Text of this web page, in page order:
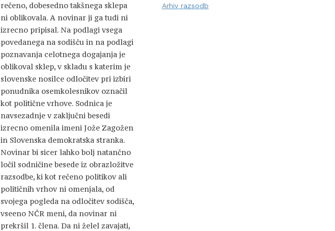
rečeno, dobesedno takšnega sklepa
ni oblikovala. A novinar ji ga tudi ni
izrecno pripisal. Na podlagi vsega
povedanega na sodišču in na podlagi
poznavanja celotnega dogajanja je
oblikoval sklep, v skladu s katerim je
slovenske nosilce odločitev pri izbiri
ponudnika osemkolesnikov označil
kot politične vrhove. Sodnica je
navsezadnje v zaključni besedi
izrecno omenila imeni Jože Zagožen
in Slovenska demokratska stranka.
Novinar bi sicer lahko bolj natančno
ločil sodničine besede iz obrazložitve
razsodbe, ki kot rečeno politikov ali
političnih vrhov ni omenjala, od
svojega pogleda na odločitev sodišča,
vseeno NČR meni, da novinar ni
prekršil 1. člena. Da ni želel zavajati,
Arhiv razsodb